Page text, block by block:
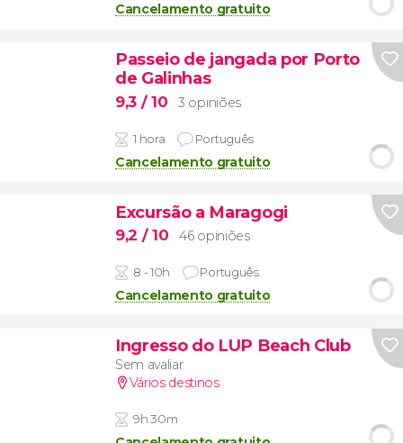
Cancelamento gratuito
Passeio de jangada por Porto
de Galinhas
9,3 / 10 3 opiniões
1 hora Português
Cancelamento gratuito
Excursão a Maragogi
9,2 / 10 46 opiniões
8 - 10h Português
Cancelamento gratuito
Ingresso do LUP Beach Club
Sem avaliar
Vários destinos
9h 30m